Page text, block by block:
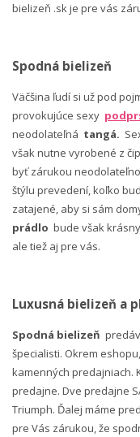
bielizeň .sk je pre vás
Spodná bielizeň
Väčšina ľudí si už pod
provokujúce sexy
neodolateľná tangá.
však nutne vyrobené z
byť zárukou
štýlu prevedení, koľko
zatajené, aby si sám
prádlo bude však
ale tiež aj pre vás.
Luxusná bielizeň a
Spodná bielizeň
špecialisti. Okrem
kamenných predajniach.
predajne. Dve predajne
Triumph. Ďalej máme
pre Vás zárukou, že